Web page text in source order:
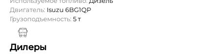
Двигатель: Isuzu 6BG1QP
Грузоподъемность: 5 т
Дилеры